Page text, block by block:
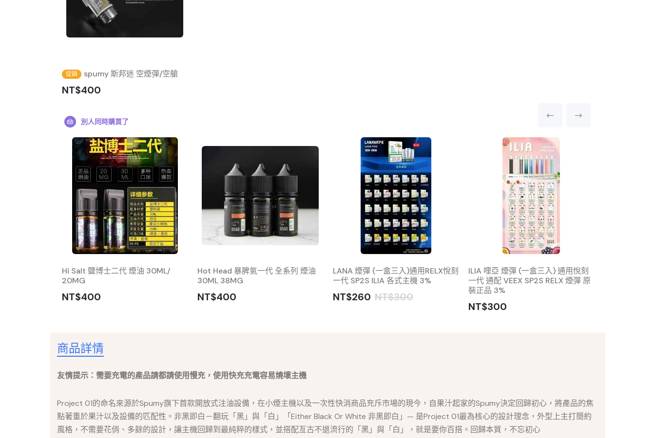
促銷 spumy 斯邦迷 空煙彈/空艙
NT$400
別人同時購買了
Hi Salt 鹽博士二代 煙油 30ML/
20MG
NT$400
Hot Head 暴脾氣一代 全系列 煙油
30ML 38MG
NT$400
LANA 煙彈 (一盒三入)通用RELX悅刻
一代 SP2S ILIA 各式主機 3%
NT$260 NT$300
ILIA 哩亞 煙彈 (一盒三入) 通用悅刻
一代 通配 VEEX SP2S RELX 煙彈 原
裝正品 3%
NT$300
商品詳情
友情提示：需要充電的產品請都請使用慢充，使用快充充電容易燒壞主機
Project 01的命名來源於Spumy旗下首款開放式注油設備，在小煙主機以及一次性快消商品充斥市場的現今，自果汁起家的Spumy決定回歸初心，將產品的焦
點著重於果汁以及設備的匹配性。非黑即白－翻玩「黑」與「白」「Either Black Or White 非黑即白」— 是Project 01最為核心的設計理念，外型上主打簡約
風格，不需要花俏、多餘的設計，讓主機回歸到最純粹的樣式，並搭配亙古不退流行的「黑」與「白」，就是要你百搭。回歸本質，不忘初心